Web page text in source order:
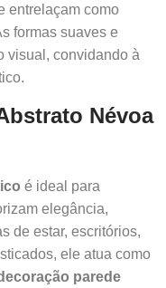
entrelaçam como
formas suaves e
visual, convidando à
Névoa
é ideal para
elegância,
de estar, escritórios,
ele atua como
parede